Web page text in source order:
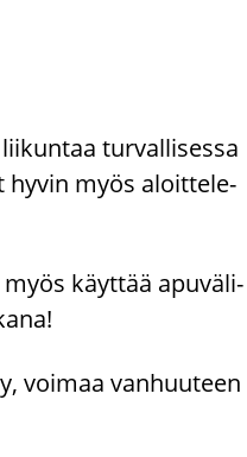
tur­val­li­ses­sa
hyvin myös aloit­te­le­
käyt­tää apu­vä­li­
voi­maa van­huu­teen